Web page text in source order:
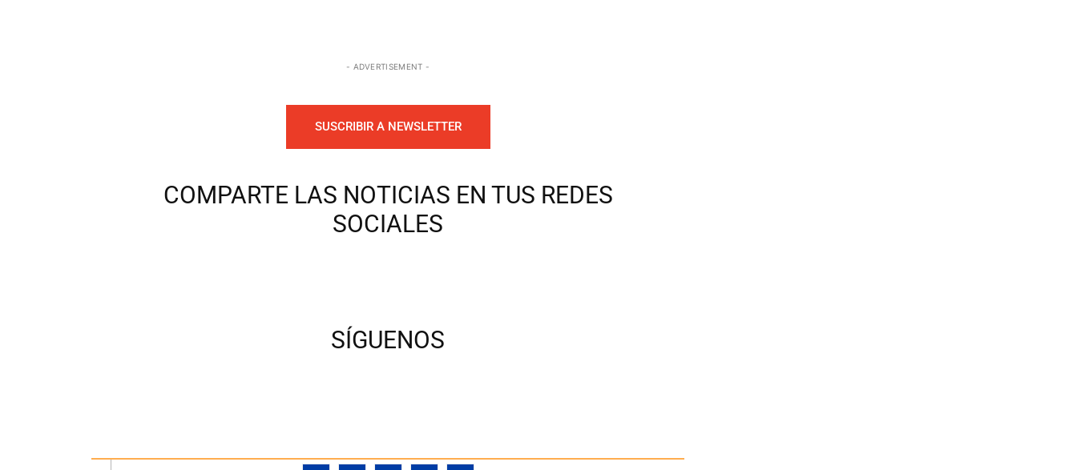
- ADVERTISEMENT -
SUSCRIBIR A NEWSLETTER
COMPARTE LAS NOTICIAS EN TUS REDES
SOCIALES
SÍGUENOS